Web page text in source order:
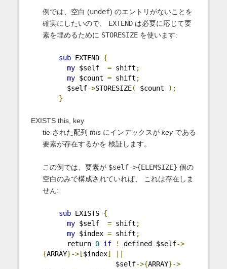
例では、空白 (undef) のエントリがないことを
確実にしたいので、 EXTENDは必要に応じて要
素を埋めるために STORESIZEを使います:
sub EXTEND {
my $self = shift ;
my $count = shift ;
$self->STORESIZE( $count
);
}
EXISTS this, key
tie された配列 thisにインデックスが keyである
要素が存在するかを 検証します。
この例では、要素が $self->{ELEMSIZE} 個の
空白のみで構成されていれば、 これは存在しま
せん:
sub EXISTS {
my $self = shift ;
my $index = shift ;
return 0 if ! defined $self->
{ARRAY}->[$index]
$self->{ARRAY}->